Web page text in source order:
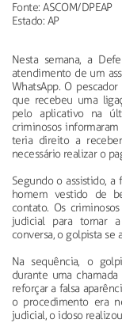
Fonte: ASCOM/DPEAP
Estado: AP
Nesta semana, a
atendimento de um
WhatsApp. O
que recebeu uma
pelo aplicativo na
criminosos
teria direito a
necessário realizar o
Segundo o assistido,
homem vestido de
contato. Os
judicial para tornar
conversa, o golpista se
Na sequência, o
durante uma
reforçar a falsa
o procedimento era
judicial, o idoso